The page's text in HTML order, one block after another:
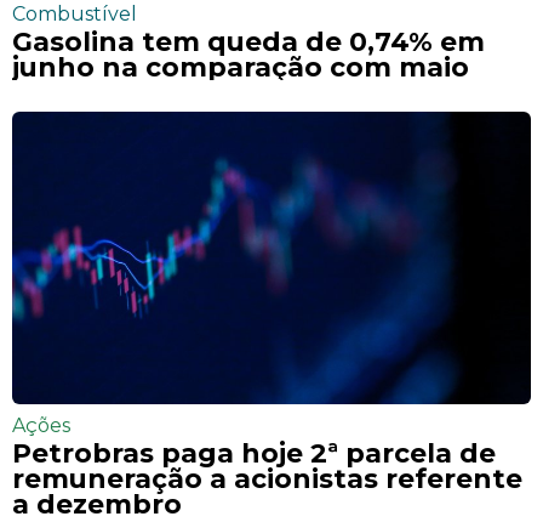
Combustível
Gasolina tem queda de 0,74% em
junho na comparação com maio
Ações
Petrobras paga hoje 2ª parcela de
remuneração a acionistas referente
a dezembro